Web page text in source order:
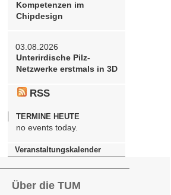
Kompetenzen im
Chipdesign
03.08.2026
Unterirdische Pilz-
Netzwerke erstmals in 3D
RSS
TERMINE HEUTE
no events today.
Veranstaltungskalender
Über die TUM